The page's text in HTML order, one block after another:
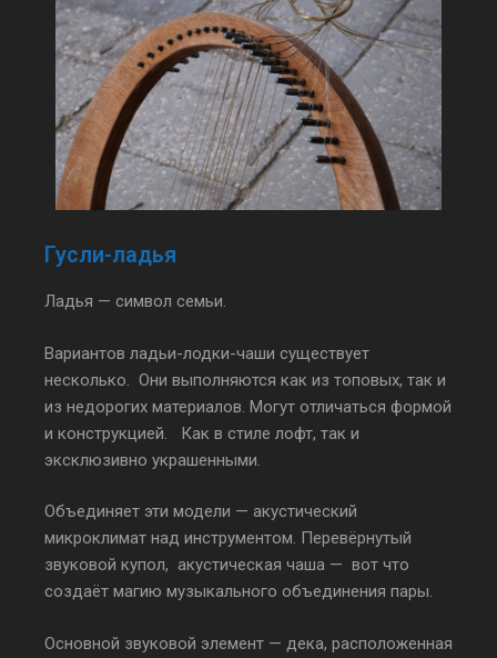
Гусли-ладья
Ладья — символ семьи.
Вариантов ладьи-лодки-чаши существует
несколько. Они выполняются как из топовых, так и
из недорогих материалов. Могут отличаться формой
и конструкцией. Как в стиле лофт, так и
эксклюзивно украшенными.
Объединяет эти модели — акустический
микроклимат над инструментом. Перевёрнутый
звуковой купол, акустическая чаша — вот что
создаёт магию музыкального объединения пары.
Основной звуковой элемент — дека, расположенная